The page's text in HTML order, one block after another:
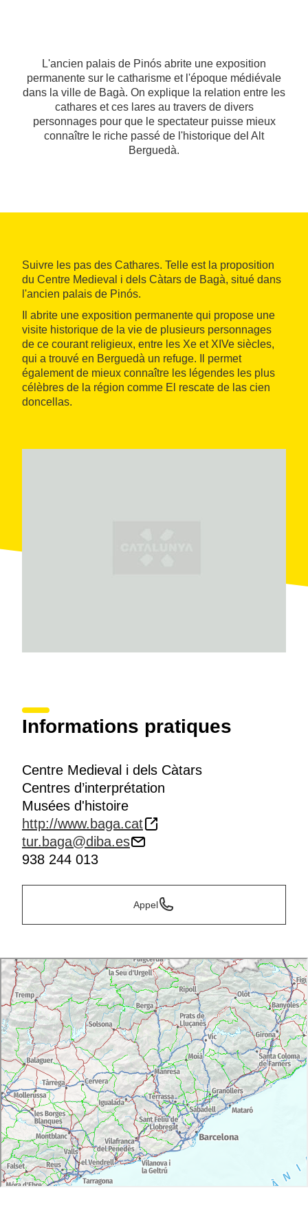
L'ancien palais de Pinós abrite une exposition
permanente sur le catharisme et l'époque médiévale
dans la ville de Bagà. On explique la relation entre les
cathares et ces lares au travers de divers
personnages pour que le spectateur puisse mieux
connaître le riche passé de l'historique del Alt
Berguedà.
Suivre les pas des Cathares. Telle est la proposition
du Centre Medieval i dels Càtars de Bagà, situé dans
l'ancien palais de Pinós.
Il abrite une exposition permanente qui propose une
visite historique de la vie de plusieurs personnages
de ce courant religieux, entre les Xe et XIVe siècles,
qui a trouvé en Berguedà un refuge. Il permet
également de mieux connaître les légendes les plus
célèbres de la région comme El rescate de las cien
doncellas.
Informations pratiques
Centre Medieval i dels Càtars
Centres d’interprétation
Musées d'histoire
http://www.baga.cat
tur.baga@diba.es
938 244 013
Appel